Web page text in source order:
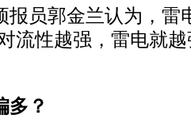
员郭金兰认为，雷
流性越强，雷电就
？